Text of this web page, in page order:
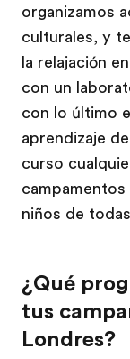
organizamos
culturales, y
la relajación
con un
con lo último
aprendizaje
curso
niños de
¿Qué
tus
Londres?